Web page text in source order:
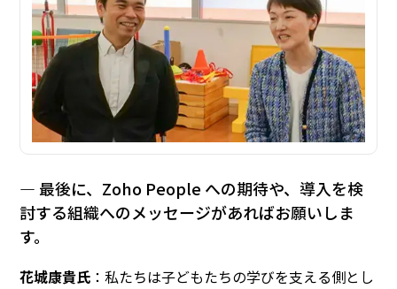
― 最後に、Zoho People への期待や、導入を検
討する組織へのメッセージがあればお願いしま
す。
花城康貴氏 ：私たちは子どもたちの学びを支える側とし